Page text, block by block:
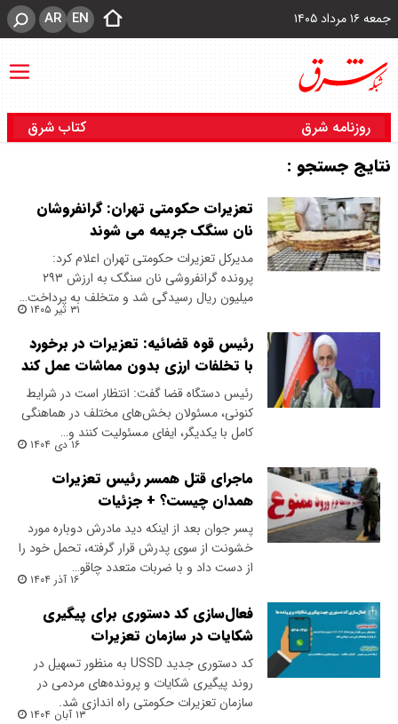
جمعه ۱۶ مرداد ۱۴۰۵ EN
AR
روزنامه شرق کتاب شرق
نتایج جستجو :
تعزیرات حکومتی تهران: گرانفروشان
نان سنگک جریمه می شوند
مدیرکل تعزیرات حکومتی تهران اعلام کرد:
پرونده گرانفروشی نان سنگک به ارزش ۲۹۳
میلیون ریال رسیدگی شد و متخلف به پرداخت…
۳۱ تیر ۱۴۰۵
رئیس قوه قضائیه: تعزیرات در برخورد
با تخلفات ارزی بدون مماشات عمل کند
رئیس دستگاه قضا گفت: انتظار است در شرایط
کنونی، مسئولان بخش‌های مختلف در هماهنگی
کامل با یکدیگر، ایفای مسئولیت کنند و…
۱۶ دی ۱۴۰۴
ماجرای قتل همسر رئیس تعزیرات
همدان چیست؟ + جزئیات
پسر جوان بعد از اینکه دید مادرش دوباره مورد
خشونت از سوی پدرش قرار گرفته، تحمل خود را
از دست داد و با ضربات متعدد چاقو…
۱۶ آذر ۱۴۰۴
فعال‌سازی کد دستوری برای پیگیری
شکایات در سازمان تعزیرات
​کد دستوری جدید USSD به منظور تسهیل در
روند پیگیری شکایات و پرونده‌های مردمی در
سازمان تعزیرات حکومتی راه اندازی شد.
۱۳ آبان ۱۴۰۴